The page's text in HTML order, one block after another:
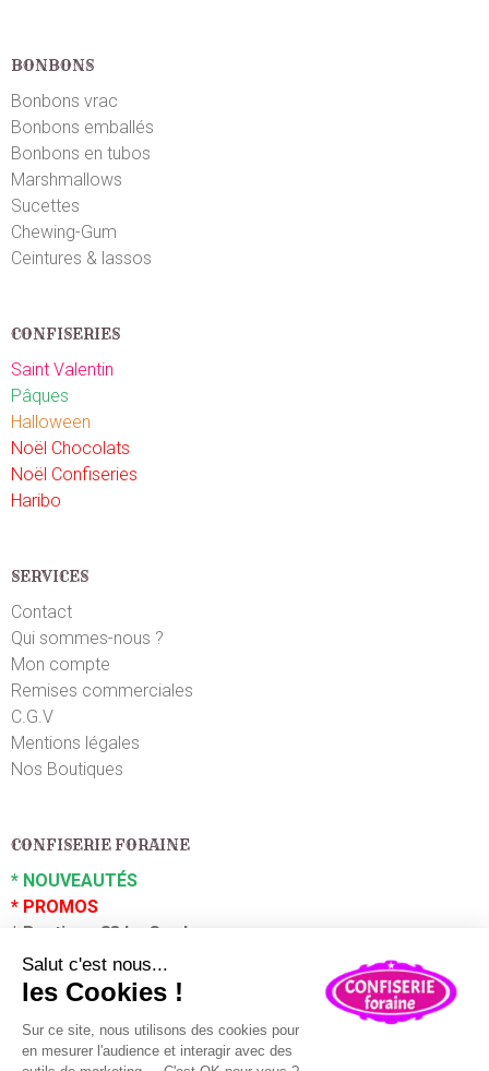
BONBONS
Bonbons vrac
Bonbons emballés
Bonbons en tubos
Marshmallows
Sucettes
Chewing-Gum
Ceintures & lassos
CONFISERIES
Saint Valentin
Pâques
Halloween
Noël Chocolats
Noël Confiseries
Haribo
SERVICES
Contact
Qui sommes-nous ?
Mon compte
Remises commerciales
C.G.V
Mentions légales
Nos Boutiques
CONFISERIE FORAINE
* NOUVEAUTÉS
* PROMOS
* Boutique 83 La Garde
Boutique 83 Puget sur Argens
Partenaires :
En poursuivant votre navigation sur ce site, vous acceptez
l'utilisation de cookies à des fins statistiques et